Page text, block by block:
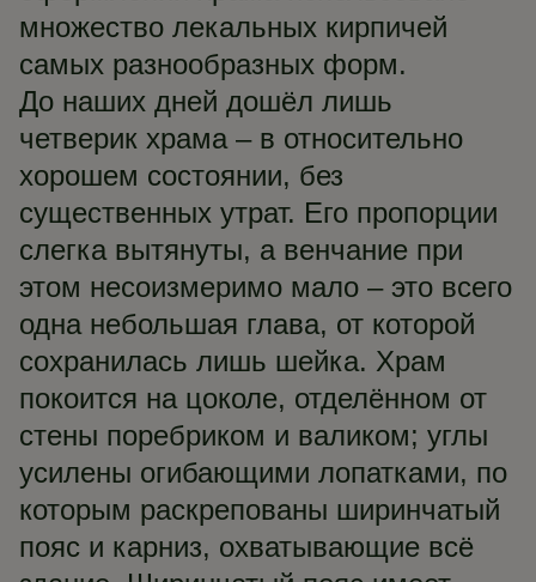
множество лекальных кирпичей
самых разнообразных форм.
До наших дней дошёл лишь
четверик храма – в относительно
хорошем состоянии, без
существенных утрат. Его пропорции
слегка вытянуты, а венчание при
этом несоизмеримо мало – это всего
одна небольшая глава, от которой
сохранилась лишь шейка. Храм
покоится на цоколе, отделённом от
стены поребриком и валиком; углы
усилены огибающими лопатками, по
которым раскрепованы ширинчатый
пояс и карниз, охватывающие всё